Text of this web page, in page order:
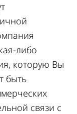
либо
которую Вы
быть
связи с